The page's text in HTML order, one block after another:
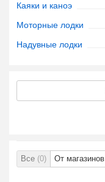
Каяки и каноэ
Моторные лодки
Надувные лодки
Все (0) От магазинов